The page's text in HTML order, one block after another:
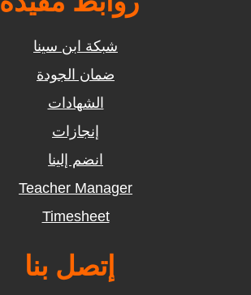
شبكة ابن سينا
ضمان الجودة
الشهادات
إنجازات
انضم إلينا
Teacher Manager
Timesheet
إتصل بنا